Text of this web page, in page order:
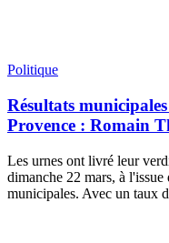
Politique
Résultats
Provence : Romain
Les urnes ont livré leur
dimanche 22 mars, à
municipales. Avec un taux